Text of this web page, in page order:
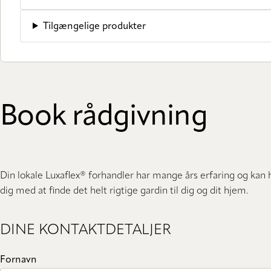
Tilgængelige produkter
Book rådgivning
Din lokale Luxaflex® forhandler har mange års erfaring og kan
dig med at finde det helt rigtige gardin til dig og dit hjem.
DINE KONTAKTDETALJER
Fornavn